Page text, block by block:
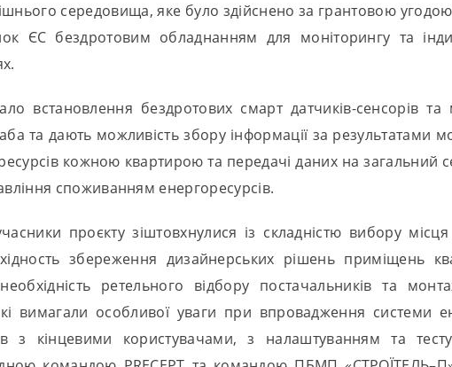
середовища, яке було здійснено за грантовою
ЄС бездротовим обладнанням для моніторингу та
встановлення бездротових смарт датчиків-сенсорів та
та дають можливість збору інформації за результатами
кожною квартирою та передачі даних на загальний
споживанням енергоресурсів.
проєкту зіштовхнулися із складністю вибору
збереження дизайнерських рішень приміщень
ретельного відбору постачальників та
вимагали особливої уваги при впровадження
з кінцевими користувачами, з налаштуванням та